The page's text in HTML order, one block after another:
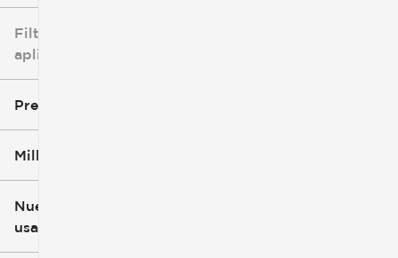
Filtros
aplicados
Precio
Millaje
0 mi
Nuevo o
usado